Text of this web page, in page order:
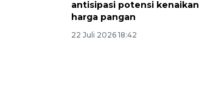
antisipasi potensi kenaikan
harga pangan
22 Juli 2026 18:42